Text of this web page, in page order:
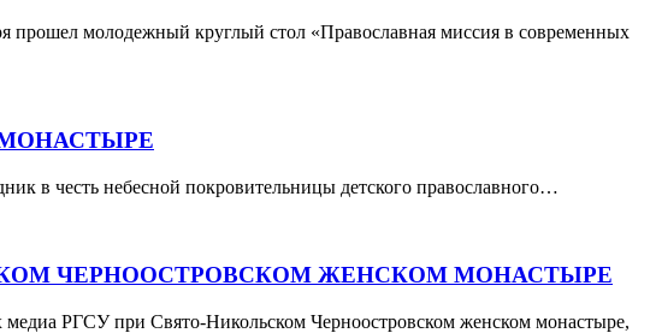
прошел молодежный круглый стол «Православная миссия в современных
в честь небесной покровительницы детского православного…
ЧЕРНООСТРОВСКОМ ЖЕНСКОМ МОНАСТЫРЕ
медиа РГСУ при Свято-Никольском Черноостровском женском монастыре,